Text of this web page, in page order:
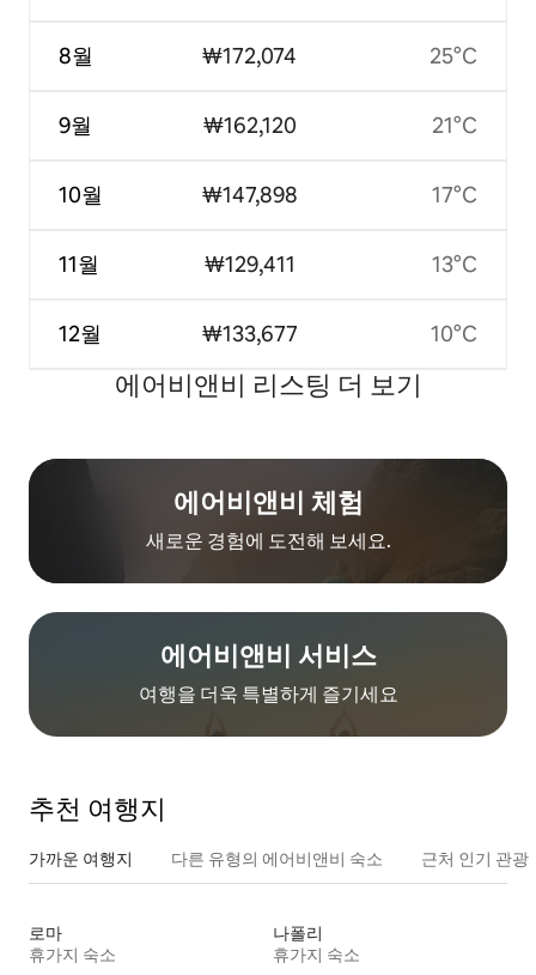
8월
9월
10월
11월
12월
₩172,074
₩162,120
₩147,898
₩129,411
₩133,677
25°C
21°C
17°C
13°C
10°C
에어비앤비 리스팅 더 보기
에어비앤비 체험
새로운 경험에 도전해 보세요.
에어비앤비 서비스
여행을 더욱 특별하게 즐기세요
추천 여행지
가까운 여행지 다른 유형의 에어비앤비 숙소 근처 인기 관광
로마
휴가지 숙소
나폴리
휴가지 숙소